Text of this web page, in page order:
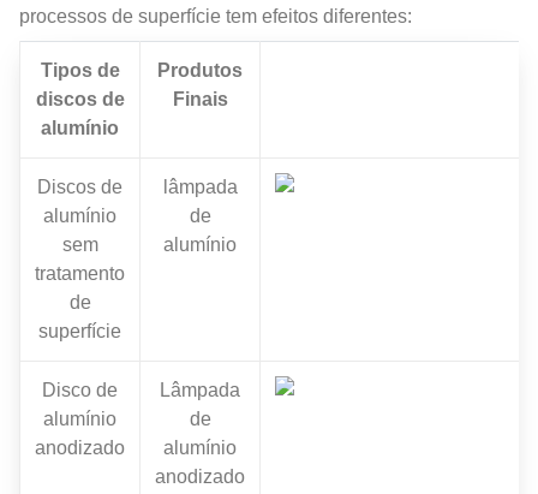
processos de superfície tem efeitos diferentes:
Tipos de
discos de
alumínio
Produtos
Finais
Discos de
alumínio
sem
tratamento
de
superfície
lâmpada
de
alumínio
Disco de
alumínio
anodizado
Lâmpada
de
alumínio
anodizado